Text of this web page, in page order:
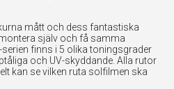
mått och dess fantastiska
själv och få samma
finns i 5 olika toningsgrader
och UV-skyddande. Alla rutor
kan se vilken ruta solfilmen ska